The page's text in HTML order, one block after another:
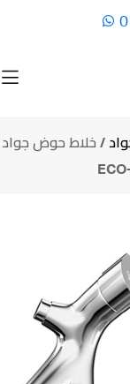
/ خلاط حوض جواد